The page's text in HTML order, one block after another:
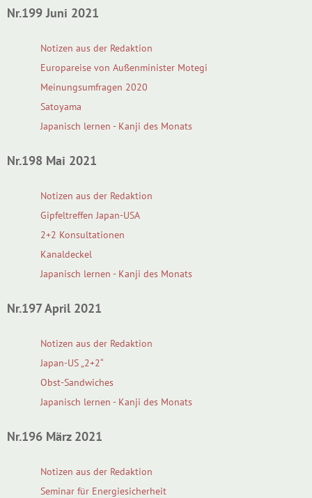
Nr.199 Juni 2021
Notizen aus der Redaktion
Europareise von Außenminister Motegi
Meinungsumfragen 2020
Satoyama
Japanisch lernen - Kanji des Monats
Nr.198 Mai 2021
Notizen aus der Redaktion
Gipfeltreffen Japan-USA
2+2 Konsultationen
Kanaldeckel
Japanisch lernen - Kanji des Monats
Nr.197 April 2021
Notizen aus der Redaktion
Japan-US „2+2“
Obst-Sandwiches
Japanisch lernen - Kanji des Monats
Nr.196 März 2021
Notizen aus der Redaktion
Seminar für Energiesicherheit